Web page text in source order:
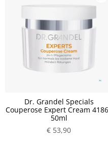
Dr. Grandel Specials
Couperose Expert Cream
50ml
€ 53,90